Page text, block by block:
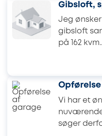
Gibsloft,
Jeg
gibsloft
på 162
Vi har et
søger